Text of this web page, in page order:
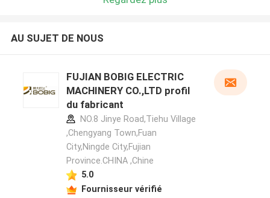
AU SUJET DE NOUS
FUJIAN BOBIG ELECTRIC
MACHINERY CO.,LTD profil
du fabricant
NO.8 Jinye Road,Tiehu Village
,Chengyang Town,Fuan
City,Ningde City,Fujian
Province.CHINA ,Chine
5.0
Fournisseur vérifié